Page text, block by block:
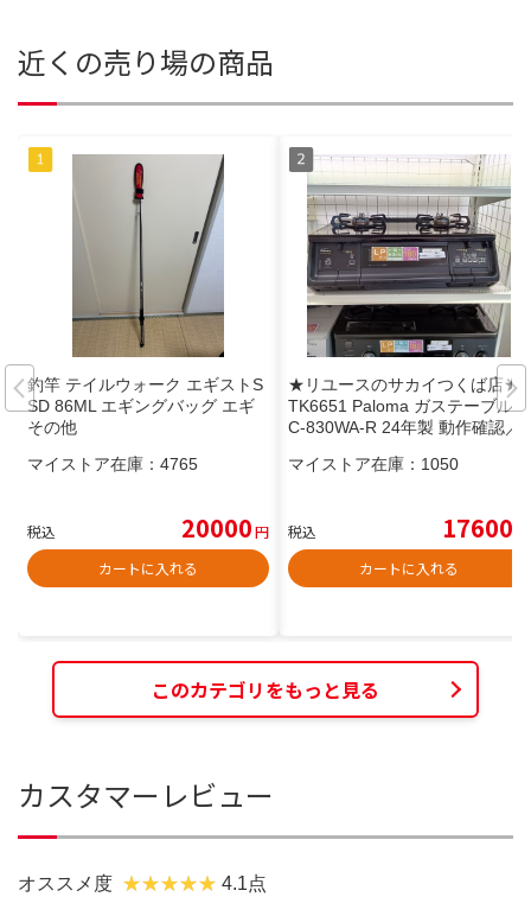
近くの売り場の商品
釣竿 テイルウォーク エギストS
SD 86ML エギングバッグ エギ
その他
マイストア在庫： 4765
税込 20000円
カートに入れる
★リユースのサカイつくば店★
TK6651 Paloma ガステーブル I
C-830WA-R 24年製 動作確認／
サカイつくば店】
マイストア在庫： 1050
税込 17600
カートに入れる
このカテゴリをもっと見る
カスタマーレビュー
オススメ度 4.1点